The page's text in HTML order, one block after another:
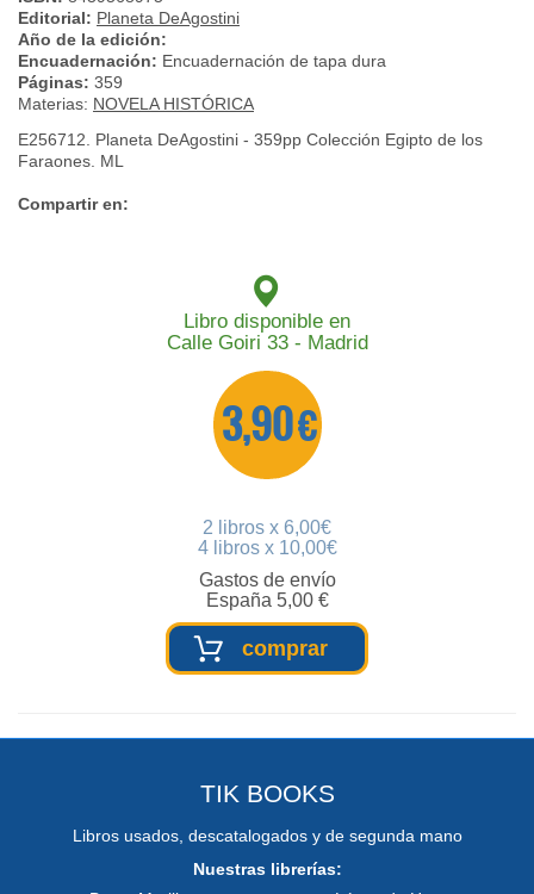
Editorial: Planeta DeAgostini
Año de la edición:
Encuadernación: Encuadernación de tapa dura
Páginas: 359
Materias: NOVELA HISTÓRICA
E256712. Planeta DeAgostini - 359pp Colección Egipto de los
Faraones. ML
Compartir en:
Libro disponible en
Calle Goiri 33 - Madrid
3,90 €
2 libros x 6,00€
4 libros x 10,00€
Gastos de envío
España 5,00 €
comprar
TIK BOOKS
Libros usados, descatalogados y de segunda mano
Nuestras librerías: